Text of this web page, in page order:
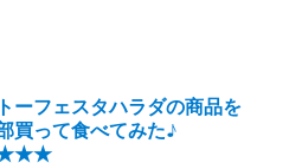
ーフェスタハラダの商品を
買って食べてみた♪